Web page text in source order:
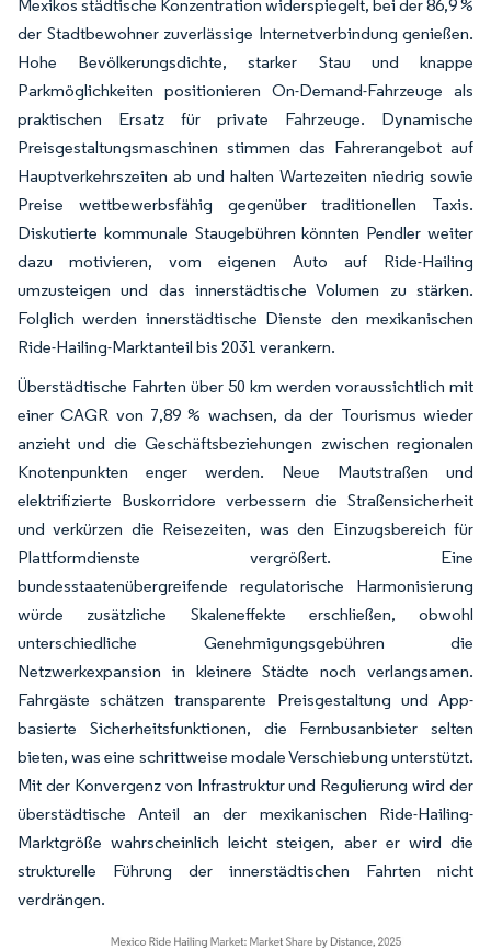
Mexikos städtische Konzentration widerspiegelt, bei der 86,9 %
der Stadtbewohner zuverlässige Internetverbindung genießen.
Hohe Bevölkerungsdichte, starker Stau und knappe
Parkmöglichkeiten positionieren On-Demand-Fahrzeuge als
praktischen Ersatz für private Fahrzeuge. Dynamische
Preisgestaltungsmaschinen stimmen das Fahrerangebot auf
Hauptverkehrszeiten ab und halten Wartezeiten niedrig sowie
Preise wettbewerbsfähig gegenüber traditionellen Taxis.
Diskutierte kommunale Staugebühren könnten Pendler weiter
dazu motivieren, vom eigenen Auto auf Ride-Hailing
umzusteigen und das innerstädtische Volumen zu stärken.
Folglich werden innerstädtische Dienste den mexikanischen
Ride-Hailing-Marktanteil bis 2031 verankern.
Überstädtische Fahrten über 50 km werden voraussichtlich mit
einer CAGR von 7,89 % wachsen, da der Tourismus wieder
anzieht und die Geschäftsbeziehungen zwischen regionalen
Knotenpunkten enger werden. Neue Mautstraßen und
elektrifizierte Buskorridore verbessern die Straßensicherheit
und verkürzen die Reisezeiten, was den Einzugsbereich für
Plattformdienste vergrößert. Eine
bundesstaatenübergreifende regulatorische Harmonisierung
würde zusätzliche Skaleneffekte erschließen, obwohl
unterschiedliche Genehmigungsgebühren die
Netzwerkexpansion in kleinere Städte noch verlangsamen.
Fahrgäste schätzen transparente Preisgestaltung und App-
basierte Sicherheitsfunktionen, die Fernbusanbieter selten
bieten, was eine schrittweise modale Verschiebung unterstützt.
Mit der Konvergenz von Infrastruktur und Regulierung wird der
überstädtische Anteil an der mexikanischen Ride-Hailing-
Marktgröße wahrscheinlich leicht steigen, aber er wird die
strukturelle Führung der innerstädtischen Fahrten nicht
verdrängen.